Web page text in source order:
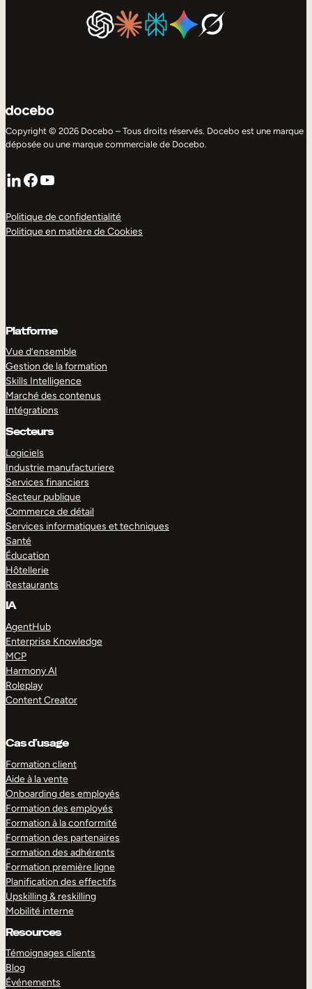
Copyright © 2026 Docebo – Tous droits réservés. Docebo est une marque
déposée ou une marque commerciale de Docebo.
LinkedIn
Facebook
YouTube
Politique de confidentialité
Politique en matière de Cookies
Platforme
Vue d’ensemble
Gestion de la formation
Skills Intelligence
Marché des contenus
Intégrations
Secteurs
Logiciels
Industrie manufacturiere
Services financiers
Secteur publique
Commerce de détail
Services informatiques et techniques
Santé
Éducation
Hôtellerie
Restaurants
IA
AgentHub
Enterprise Knowledge
MCP
Harmony AI
Roleplay
Content Creator
Cas d’usage
Formation client
Aide à la vente
Onboarding des employés
Formation des employés
Formation à la conformité
Formation des partenaires
Formation des adhérents
Formation première ligne
Planification des effectifs
Upskilling & reskilling
Mobilité interne
Resources
Témoignages clients
Blog
Événements